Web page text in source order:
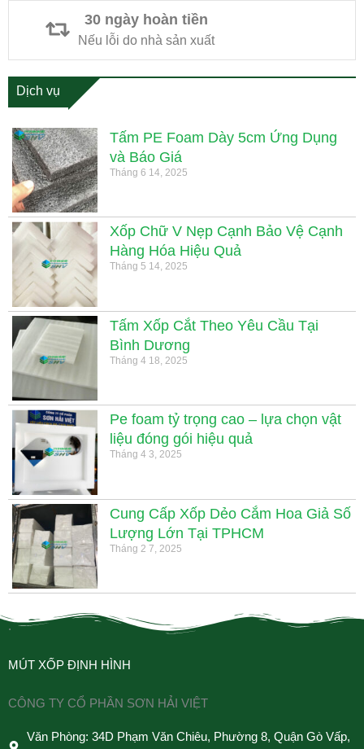
30 ngày hoàn tiền
Nếu lỗi do nhà sản xuất
Dịch vụ
Tấm PE Foam Dày 5cm Ứng Dụng
và Báo Giá
Tháng 6 14, 2025
Xốp Chữ V Nẹp Cạnh Bảo Vệ Cạnh
Hàng Hóa Hiệu Quả
Tháng 5 14, 2025
Tấm Xốp Cắt Theo Yêu Cầu Tại
Bình Dương
Tháng 4 18, 2025
Pe foam tỷ trọng cao – lựa chọn vật
liệu đóng gói hiệu quả
Tháng 4 3, 2025
Cung Cấp Xốp Dẻo Cắm Hoa Giả Số
Lượng Lớn Tại TPHCM
Tháng 2 7, 2025
.
MÚT XỐP ĐỊNH HÌNH
CÔNG TY CỔ PHẦN SƠN HẢI VIỆT
Văn Phòng: 34D Phạm Văn Chiêu, Phường 8, Quận Gò Vấp,